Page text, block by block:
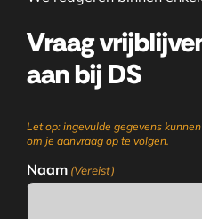
Vraag
aan bij DS
Let op: ingevulde gegevens
om je aanvraag op te volgen.
Naam (Vereist)